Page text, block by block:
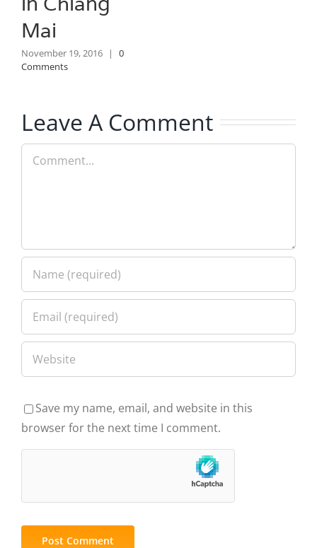
Mai
November 19, 2016 |
0
Comments
Leave A Comment
Comment
Save my name, email, and website in this
browser for the next time I comment.